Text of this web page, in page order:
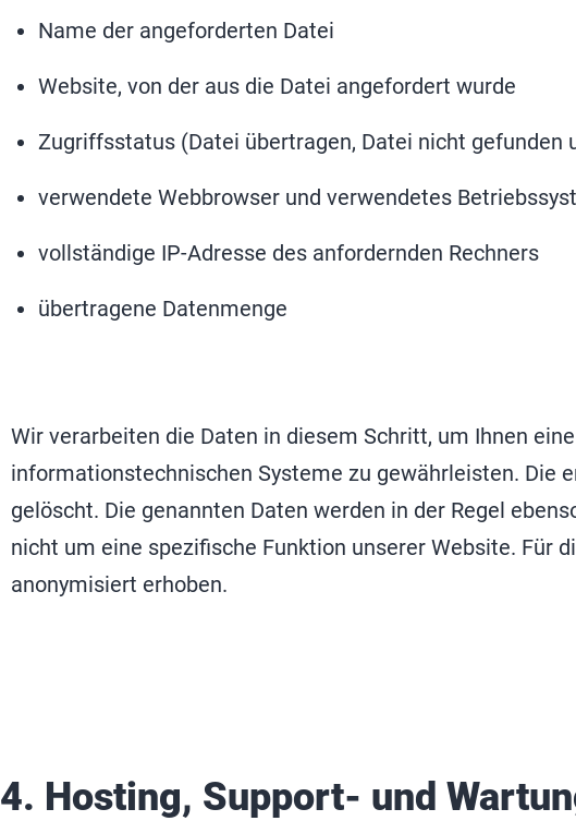
Name der angeforderten Datei
Website, von der aus die Datei angefordert wurde
Zugriffsstatus (Datei übertragen, Datei nicht gefunden
verwendete Webbrowser und verwendetes
vollständige IP-Adresse des anfordernden Rechners
übertragene Datenmenge
Wir verarbeiten die Daten in diesem Schritt, um Ihnen
informationstechnischen Systeme zu gewährleisten. Die
gelöscht. Die genannten Daten werden in der Regel
nicht um eine spezifische Funktion unserer Website. Für
anonymisiert erhoben.
4. Hosting, Support- und